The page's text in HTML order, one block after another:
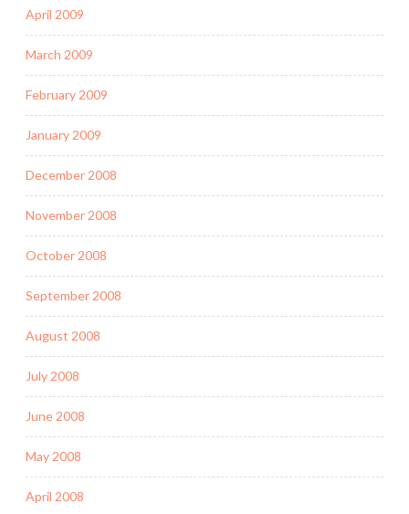
April 2009
March 2009
February 2009
January 2009
December 2008
November 2008
October 2008
September 2008
August 2008
July 2008
June 2008
May 2008
April 2008